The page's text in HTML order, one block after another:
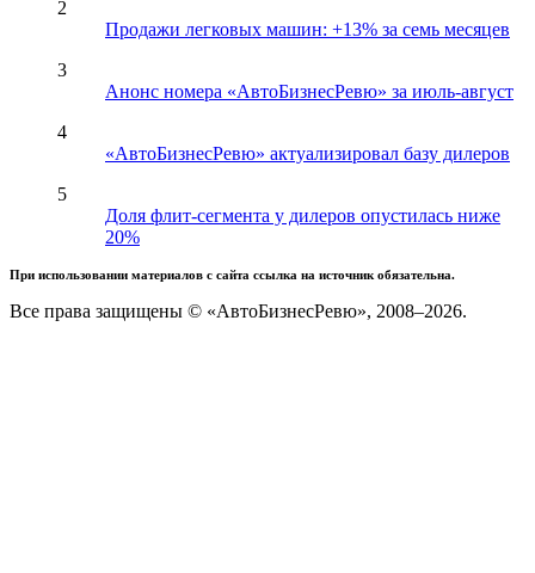
2
Продажи легковых машин: +13% за семь месяцев
3
Анонс номера «АвтоБизнесРевю» за июль-август
4
«АвтоБизнесРевю» актуализировал базу дилеров
5
Доля флит-сегмента у дилеров опустилась ниже
20%
При использовании материалов с сайта ссылка на источник обязательна.
Все права защищены © «АвтоБизнесРевю», 2008–2026.